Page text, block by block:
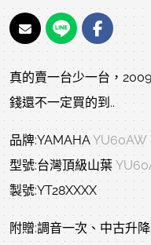
真的賣一台少一台，
錢還不一定買的到..
品牌:YAMAHAYU60AW
型號:台灣頂級山葉
製號:YT28XXXX
附贈:調音一次、中古升